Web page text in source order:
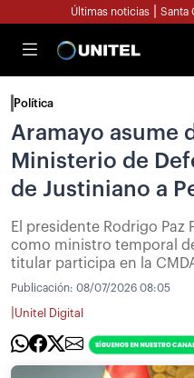
Últimas noticias Santa
Política
Aramayo asume
Ministerio de
de Justiniano a
El presidente Rodrigo Paz
como ministro temporal
titular participa en la
Publicación: 08/07/2026 08:05
Unitel Digital